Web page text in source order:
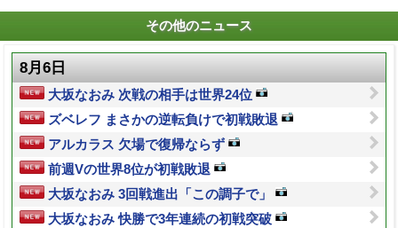
その他のニュース
8月6日
大坂なおみ 次戦の相手は世界24位
ズベレフ まさかの逆転負けで初戦敗退
アルカラス 欠場で復帰ならず
前週Vの世界8位が初戦敗退
大坂なおみ 3回戦進出「この調子で」
大坂なおみ 快勝で3年連続の初戦突破